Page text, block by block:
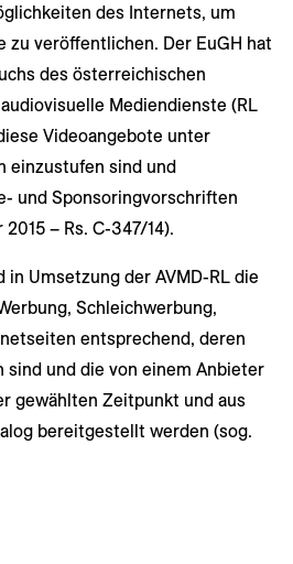
des Internets, um
veröffentlichen. Der EuGH hat
des österreichischen
Mediendienste (RL
Videoangebote unter
einzustufen sind und
und Sponsoringvorschriften
– Rs. C-347/14).
Umsetzung der AVMD-RL die
Schleichwerbung,
entsprechend, deren
sind und die von einem Anbieter
gewählten Zeitpunkt und aus
bereitgestellt werden (sog.